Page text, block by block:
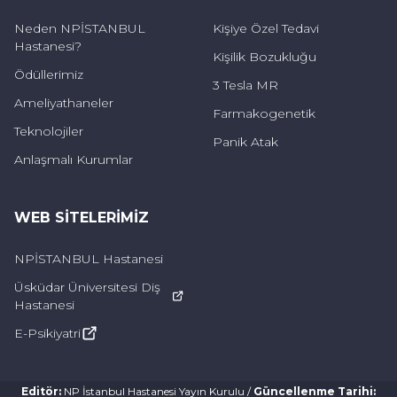
Sözlü dili anlamada önemli güçlükler
Uzm. Dr. Algun Tüfekçi, “Unutulmaması
gerekir ki, hiperleksi tek başına bir tanı
değildir. Günümüzde, hiperleksinin tanımı ve
yoktur. Bu nedenle, bu belirtilerin hepsinin
çıkarılmamalıdır” uyarısında bulunarak,
hiperleksinin genel özelliklerini şöyle sıraladı:
[haberyatay=cocuklarda-takinti-75-yasinda-
Neden NPİSTANBUL
Hastanesi?
Ödüllerimiz
Ameliyathaneler
Teknolojiler
Anlaşmalı Kurumlar
Kişiye Özel Tedavi
Kişilik Bozukluğu
3 Tesla MR
Farmakogenetik
Panik Atak
WEB SITELERIMIZ
NPİSTANBUL Hastanesi
Üsküdar Üniversitesi Diş
Hastanesi
E-Psikiyatri
Editör: NP İstanbul Hastanesi Yayın Kurulu / Güncellenme Tarihi: